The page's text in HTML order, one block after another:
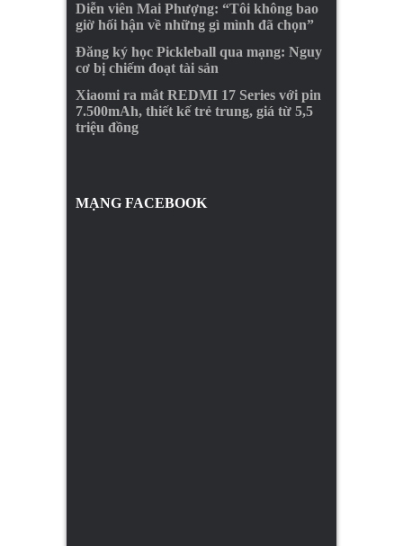
Diễn viên Mai Phượng: “Tôi không bao
giờ hối hận về những gì mình đã chọn”
Đăng ký học Pickleball qua mạng: Nguy
cơ bị chiếm đoạt tài sản
Xiaomi ra mắt REDMI 17 Series với pin
7.500mAh, thiết kế trẻ trung, giá từ 5,5
triệu đồng
MẠNG FACEBOOK